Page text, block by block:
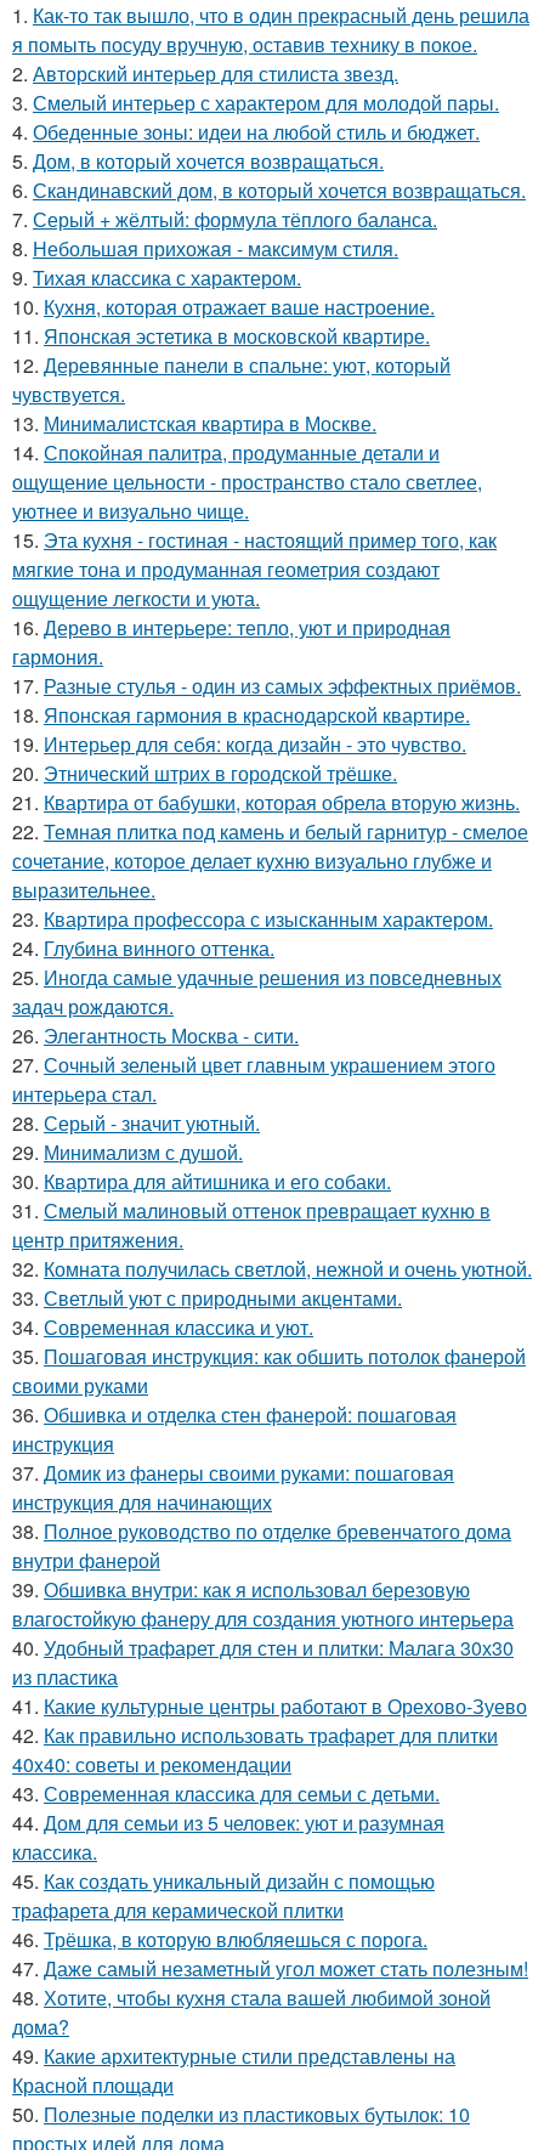
1. Как-то так вышло, что в один прекрасный день решила
я помыть посуду вручную, оставив технику в покое.
2. Авторский интерьер для стилиста звезд.
3. Смелый интерьер с характером для молодой пары.
4. Обеденные зоны: идеи на любой стиль и бюджет.
5. Дом, в который хочется возвращаться.
6. Скандинавский дом, в который хочется возвращаться.
7. Серый + жёлтый: формула тёплого баланса.
8. Небольшая прихожая - максимум стиля.
9. Тихая классика с характером.
10. Кухня, которая отражает ваше настроение.
11. Японская эстетика в московской квартире.
12. Деревянные панели в спальне: уют, который
чувствуется.
13. Минималистская квартира в Москве.
14. Спокойная палитра, продуманные детали и
ощущение цельности - пространство стало светлее,
уютнее и визуально чище.
15. Эта кухня - гостиная - настоящий пример того, как
мягкие тона и продуманная геометрия создают
ощущение легкости и уюта.
16. Дерево в интерьере: тепло, уют и природная
гармония.
17. Разные стулья - один из самых эффектных приёмов.
18. Японская гармония в краснодарской квартире.
19. Интерьер для себя: когда дизайн - это чувство.
20. Этнический штрих в городской трёшке.
21. Квартира от бабушки, которая обрела вторую жизнь.
22. Темная плитка под камень и белый гарнитур - смелое
сочетание, которое делает кухню визуально глубже и
выразительнее.
23. Квартира профессора с изысканным характером.
24. Глубина винного оттенка.
25. Иногда самые удачные решения из повседневных
задач рождаются.
26. Элегантность Москва - сити.
27. Сочный зеленый цвет главным украшением этого
интерьера стал.
28. Серый - значит уютный.
29. Минимализм с душой.
30. Квартира для айтишника и его собаки.
31. Смелый малиновый оттенок превращает кухню в
центр притяжения.
32. Комната получилась светлой, нежной и очень уютной.
33. Светлый уют с природными акцентами.
34. Современная классика и уют.
35. Пошаговая инструкция: как обшить потолок фанерой
своими руками
36. Обшивка и отделка стен фанерой: пошаговая
инструкция
37. Домик из фанеры своими руками: пошаговая
инструкция для начинающих
38. Полное руководство по отделке бревенчатого дома
внутри фанерой
39. Обшивка внутри: как я использовал березовую
влагостойкую фанеру для создания уютного интерьера
40. Удобный трафарет для стен и плитки: Малага 30х30
из пластика
41. Какие культурные центры работают в Орехово-Зуево
42. Как правильно использовать трафарет для плитки
40x40: советы и рекомендации
43. Современная классика для семьи с детьми.
44. Дом для семьи из 5 человек: уют и разумная
классика.
45. Как создать уникальный дизайн с помощью
трафарета для керамической плитки
46. Трёшка, в которую влюбляешься с порога.
47. Даже самый незаметный угол может стать полезным!
48. Хотите, чтобы кухня стала вашей любимой зоной
дома?
49. Какие архитектурные стили представлены на
Красной площади
50. Полезные поделки из пластиковых бутылок: 10
простых идей для дома